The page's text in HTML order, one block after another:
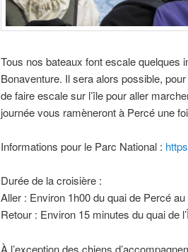
Tous nos bateaux font escale quelques
Bonaventure. Il sera alors possible,
de faire escale sur l’île pour aller
journée vous ramèneront à Percé une
Informations pour le Parc National :
Durée de la croisière :
Aller : Environ 1h00 du quai de Percé au
Retour : Environ 15 minutes du quai de
À l’exception des chiens